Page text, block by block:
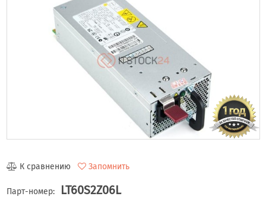
К сравнению Запомнить
Парт-номер: LT60S2Z06L